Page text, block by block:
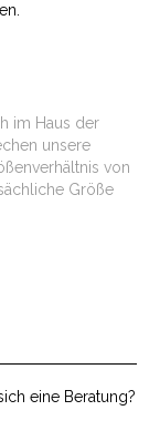
im Haus der
unsere
von
Größe
eine Beratung?